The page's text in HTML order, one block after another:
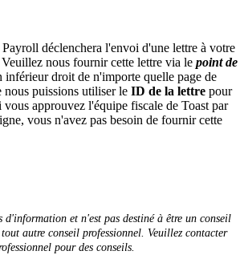
déclenchera l'envoi d'une lettre à votre
nous fournir cette lettre via le point de
inférieur droit de n'importe quelle page de
puissions utiliser le ID de la lettre pour
approuvez l'équipe fiscale de Toast par
vous n'avez pas besoin de fournir cette
d'information et n'est pas destiné à être un conseil
autre conseil professionnel. Veuillez contacter
pour des conseils.